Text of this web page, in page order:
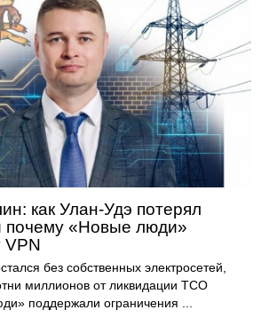
как Улан-Удэ потерял
почему «Новые люди»
VPN
без собственных электросетей,
миллионов от ликвидации ТСО
поддержали ограничения ...